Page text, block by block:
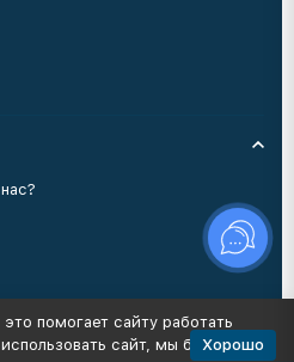
помогает сайту работать
сайт, мы будемХорошо